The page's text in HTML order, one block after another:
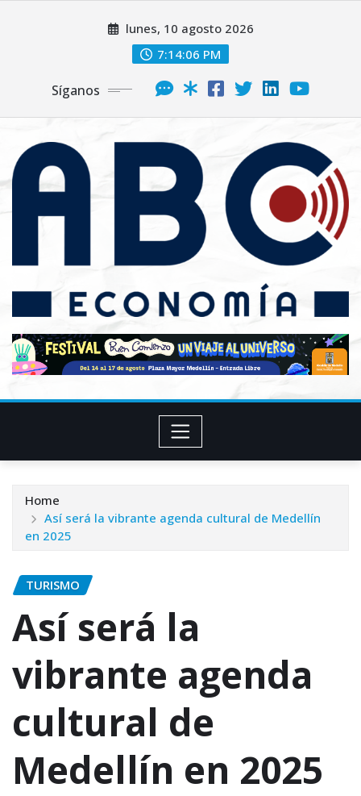
lunes, 10 agosto 2026
7:14:08 PM
Síganos
Home
Así será la vibrante agenda cultural de Medellín
en 2025
TURISMO
Así será la
vibrante agenda
cultural de
Medellín en 2025